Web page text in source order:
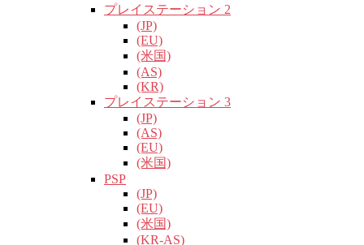
プレイステーション 2
(JP)
(EU)
(米国)
(AS)
(KR)
プレイステーション 3
(JP)
(AS)
(EU)
(米国)
PSP
(JP)
(EU)
(米国)
(KR-AS)